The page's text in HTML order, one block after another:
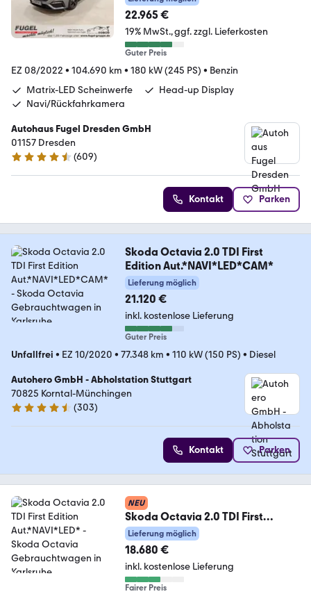
22.965 €
19% MwSt. ggf. zzgl. Lieferkosten
Guter Preis
EZ 08/2022 • 104.690 km • 180 kW (245 PS) • Benzin
Matrix-LED Scheinwerfe
Head-up Display
Navi/Rückfahrkamera
Autohaus Fugel Dresden GmbH
01157 Dresden
4.6 Sterne
(609)
Kontakt Parken
Skoda Octavia 2.0 TDI First
Edition Aut.*NAVI*LED*CAM*
Lieferung möglich
21.120 €
inkl. kostenlose Lieferung
Guter Preis
Unfallfrei • EZ 10/2020 • 77.348 km • 110 kW (150 PS) • Diesel
Autohero GmbH - Abholstation Stuttgart
70825 Korntal-Münchingen
4.4 Sterne
(303)
Kontakt Parken
NEU
Skoda Octavia 2.0 TDI First
Edition Aut.*NAVI*LED*
Lieferung möglich
18.680 €
inkl. kostenlose Lieferung
Fairer Preis